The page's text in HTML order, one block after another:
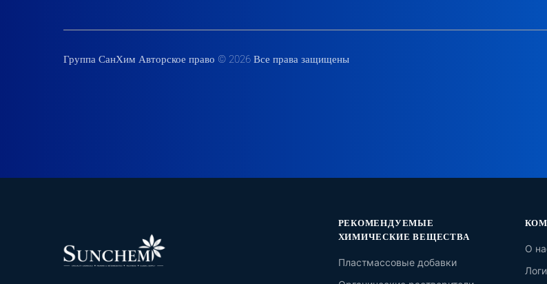
Группа СанХим Авторское право © 2026 Все права защищены
РЕКОМЕНДУЕМЫЕ
ХИМИЧЕСКИЕ ВЕЩЕСТВА
Пластмассовые добавки
О